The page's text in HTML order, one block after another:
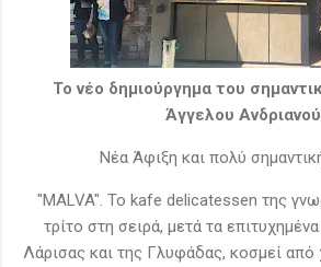
Το νέο δημιούργημα του
Άγγελου
Νέα Άφιξη και πολύ
"MALVA". Το kafe delicatessen της
τρίτο στη σειρά, μετά τα
Λάρισας και της Γλυφάδας, κοσμεί από